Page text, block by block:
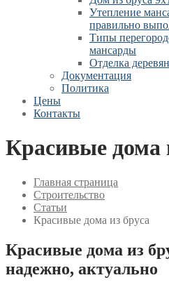
Утепление
правильно
Типы
мансарды
Отделка
Документация
Политика
Цены
Контакты
Красивые дома
Главная страница
Строительство
Статьи
Красивые дома из бруса
Красивые дома из
надежно, актуально